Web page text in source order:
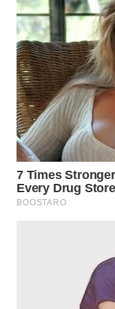
WN
INDRAMAYU
WN
KUNINGAN
WN
MAJALENGKA
WN
SUBANG
PURWAKARTA